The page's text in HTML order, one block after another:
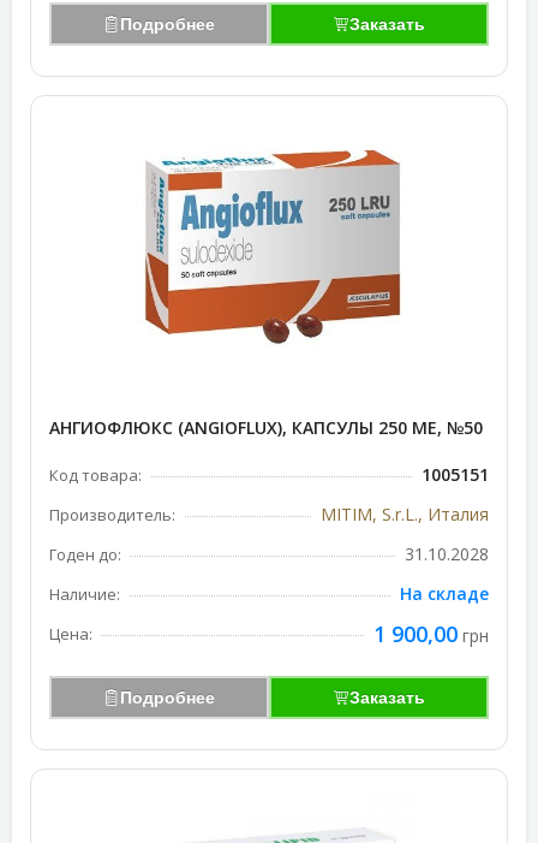
Подробнее Заказать
АНГИОФЛЮКС (ANGIOFLUX), КАПСУЛЫ 250 МЕ, №50
Код товара: 1005151
Производитель: MITIM, S.r.L., Италия
Годен до: 31.10.2028
Наличие: На складе
Цена: 1 900,00 грн
Подробнее Заказать